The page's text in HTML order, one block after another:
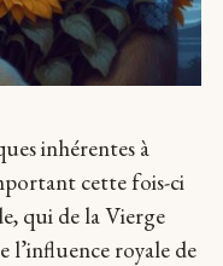
inhérentes à
cette fois-ci
qui de la Vierge
royale de